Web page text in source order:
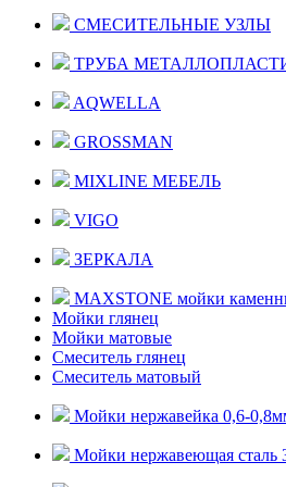
СМЕСИТЕЛЬНЫЕ УЗЛЫ
ТРУБА
AQWELLA
GROSSMAN
MIXLINE МЕБЕЛЬ
VIGO
ЗЕРКАЛА
MAXSTONE мойки
Мойки глянец
Мойки матовые
Смеситель глянец
Смеситель матовый
Мойки нержавейка 0,6-
Мойки нержавеющая сталь